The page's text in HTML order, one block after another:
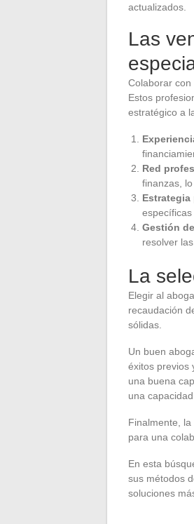
actualizados.
Las
Colaborar con
Estos
estratégico a
Red
finanzas,
Estrategia
Gestión
resolver
La
Elegir al
recaudación
sólidas.
Un buen
éxitos previos
una buena
una
Finalmente,
para una
En esta
sus métodos
soluciones